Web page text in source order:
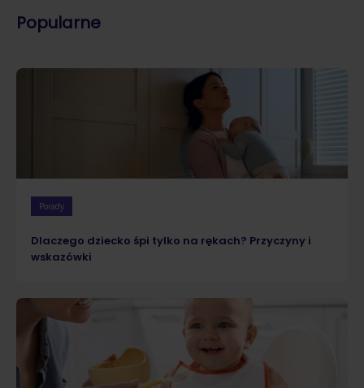
Popularne
Porady
Dlaczego dziecko śpi tylko na rękach? Przyczyny i
wskazówki